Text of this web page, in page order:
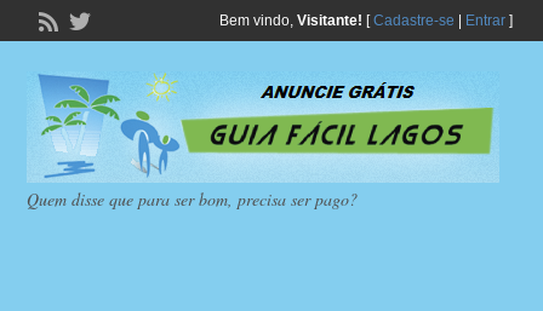
Bem vindo, Visitante! [Cadastre-se Entrar]
Quem disse que para ser bom, precisa ser pago?